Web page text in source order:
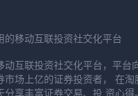
的移动互联投资社交化平台
动互联投资社交化平台，平台
市场上亿的证券投资者， 在淘
分享丰富证券交易、投 资心得